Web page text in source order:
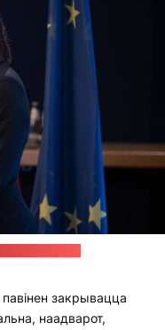
закрывацца
наадварот,